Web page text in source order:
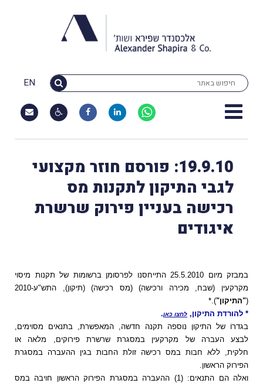
EN
19.9.10: פורסם חוזר מקצועי
לגבי התיקון לתקנות מס
רכישה בעניין פירוק שרשרת
איגודים
במבזק מיום 25.5.2010 התייחסנו לפרסומן ברשומות של תקנות מיסוי
מקרקעין (שבח, מכירה ורכישה) (מס רכישה) (תיקון), התש"ע-2010
("התיקון").*
* להורדת התיקון, לחצו כאן.
בגדרוֹ של התיקון נוספה תקנה חדשה, המאפשרת, בתנאים מסוימים,
לבצע העברה של מקרקעין במסגרת שרשרת פירוקים, מלאה או
חלקית, ללא חבות במס רכישה זולת החבות בגין ההעברה במסגרת
הפירוק הראשון.
ואלה הם התנאים: (1) ההעברה במסגרת הפירוק הראשון חויבה במס